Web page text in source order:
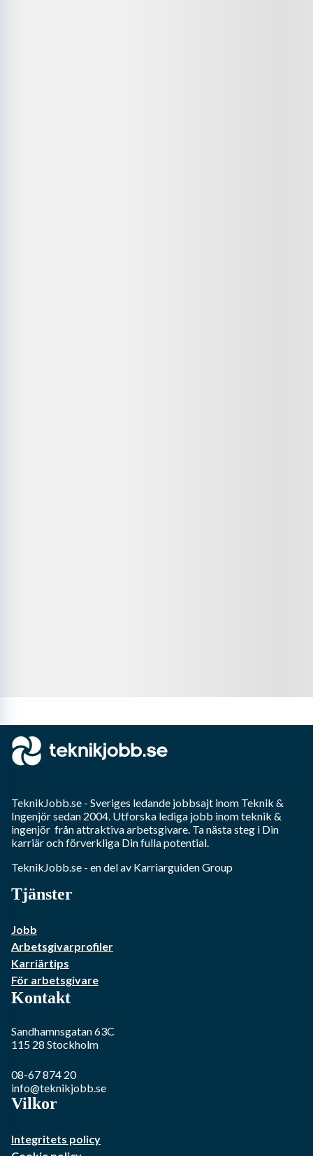
TeknikJobb.se - Sveriges ledande jobbsajt inom Teknik &
Ingenjörsedan 2004. Utforska lediga jobb inomteknik &
ingenjör från attraktiva arbetsgivare. Ta nästa steg i Din
karriär och förverkliga Din fulla potential.
TeknikJobb.se - en del av Karriarguiden Group
Tjänster
Jobb
Arbetsgivarprofiler
Karriärtips
För arbetsgivare
Kontakt
Sandhamnsgatan 63C
115 28 Stockholm
08-67 874 20
info@teknikjobb.se
Vilkor
Integritets policy